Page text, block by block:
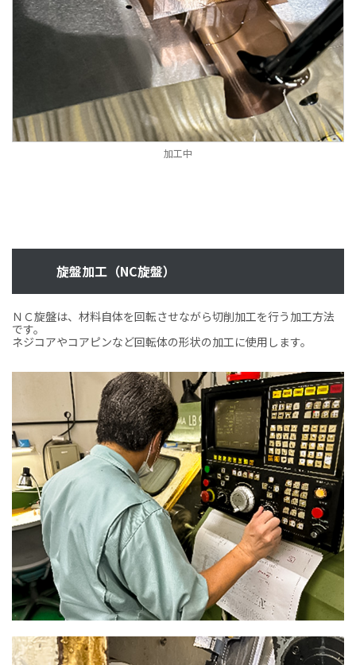
加工中
旋盤加工（NC旋盤）
ＮＣ旋盤は、材料自体を回転させながら切削加工を行う加工方法
です。
ネジコアやコアピンなど回転体の形状の加工に使用します。